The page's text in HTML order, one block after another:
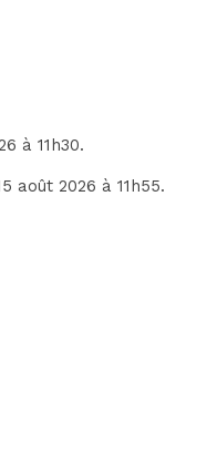
à 11h30.
août 2026 à 11h55.